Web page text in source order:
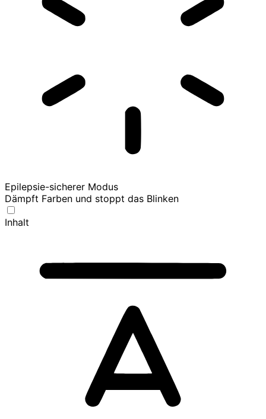
Epilepsie-sicherer Modus
Dämpft Farben und stoppt das Blinken
Inhalt